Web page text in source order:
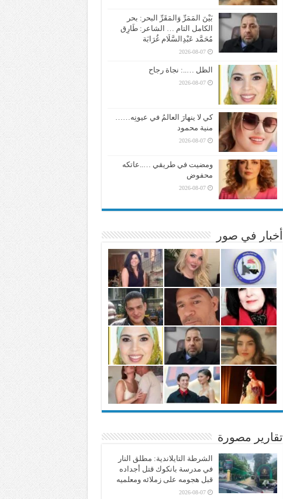
بَيْنَ المَمَرِّ وَالمَقَرِّ البحر: بحر
الكامل التام … الشاعر: طَارِق
مُحَمَّد عَبْدِالسَّلَام غُرَابَة
2026-08-07
الظل …..: نجاة رجاح
2026-08-07
كي لا ينهارَ العالمُ في عيونِه……
منية محمود
2026-08-07
ومضيت في طريقي …..عاتكه
محفوض
2026-08-07
أخبار في صور
تقارير مصورة
الشرطة التايلاندية: مطلق النار
في مدرسة بانكوك قتل أجداده
قبل هجومه على زملائه ومعلميه
2026-08-07